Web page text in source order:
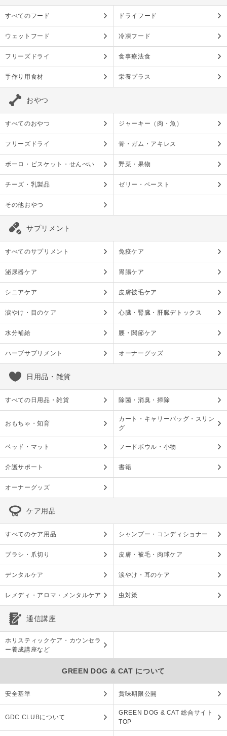
すべてのフード ドライフード
ウェットフード 冷凍フード
フリーズドライ 食事療法食
手作り用食材 栄養プラス
おやつ
すべてのおやつ ジャーキー（肉・魚）
フリーズドライ 骨・ガム・アキレス
ボーロ・ビスケット・せんべい 野菜・果物
チーズ・乳製品 ゼリー・ペースト
その他おやつ
サプリメント
すべてのサプリメント 免疫ケア
泌尿器ケア 胃腸ケア
シニアケア 皮膚被毛ケア
涙やけ・目のケア 心臓・腎臓・肝臓デトックス
水分補給 腰・関節ケア
ハーブサプリメント オーナーグッズ
日用品・雑貨
すべての日用品・雑貨 除菌・消臭・掃除
おもちゃ・知育
カート・キャリーバッグ・スリン
グ
ベッド・マット フードボウル・小物
介護サポート 書籍
オーナーグッズ
ケア用品
すべてのケア用品 シャンプー・コンディショナー
ブラシ・爪切り 皮膚・被毛・肉球ケア
デンタルケア 涙やけ・耳のケア
レメディ・アロマ・メンタルケア 虫対策
通信講座
ホリスティックケア・カウンセラ
ー養成講座など
GREEN DOG & CAT について
安全基準 賞味期限公開
GDC CLUBについて
GREEN DOG & CAT 総合サイト
TOP